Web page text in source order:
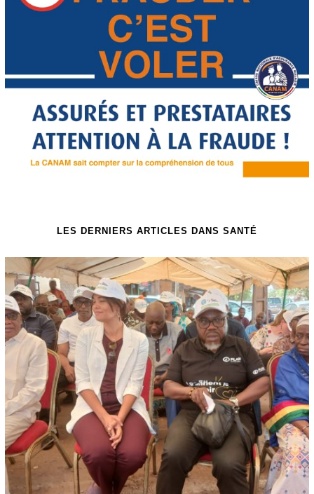
LES DERNIERS ARTICLES DANS SANTÉ